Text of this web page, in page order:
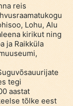
reis
Lohu, Alu
kirikut ning
ja Raikküla
tegi
aastat
tõlke eest